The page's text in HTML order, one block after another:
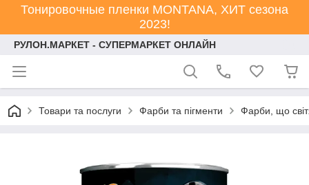
Тонировочные пленки MONTANA, ХИТ сезона
2023!
РУЛОН.МАРКЕТ - СУПЕРМАРКЕТ ОНЛАЙН
Товари та послуги Фарби та пігменти Фарби, що